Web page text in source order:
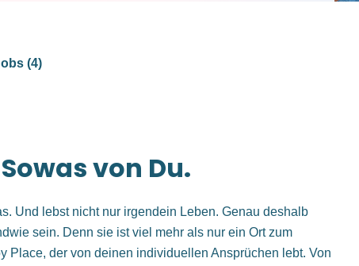
(4)
von Du.
Und lebst nicht nur irgendein Leben. Genau deshalb
sein. Denn sie ist viel mehr als nur ein Ort zum
Place, der von deinen individuellen Ansprüchen lebt. Von